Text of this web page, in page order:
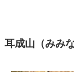
耳成山（みみ